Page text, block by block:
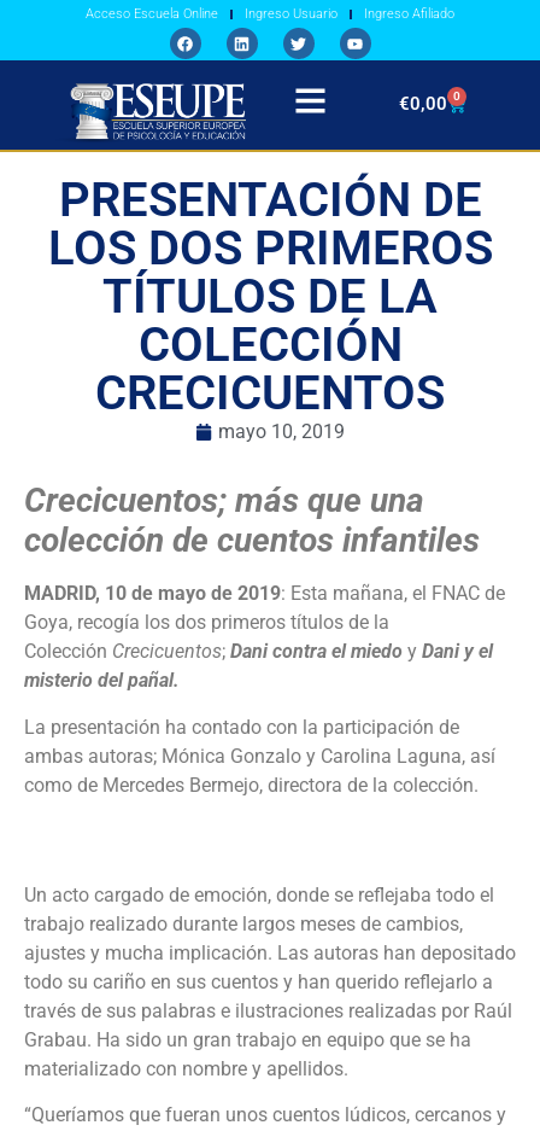
Acceso Escuela Online Ingreso Usuario Ingreso Afiliado
€0,00 0
PRESENTACIÓN DE
LOS DOS PRIMEROS
TÍTULOS DE LA
COLECCIÓN
CRECICUENTOS
mayo 10, 2019
Crecicuentos; más que una
colección de cuentos infantiles
MADRID, 10 de mayo de 2019: Esta mañana, el FNAC de
Goya, recogía los dos primeros títulos de la
Colección Crecicuentos; Dani contra el miedo y Dani y el
misterio del pañal.
La presentación ha contado con la participación de
ambas autoras; Mónica Gonzalo y Carolina Laguna, así
como de Mercedes Bermejo, directora de la colección.
Un acto cargado de emoción, donde se reflejaba todo el
trabajo realizado durante largos meses de cambios,
ajustes y mucha implicación. Las autoras han depositado
todo su cariño en sus cuentos y han querido reflejarlo a
través de sus palabras e ilustraciones realizadas por Raúl
Grabau. Ha sido un gran trabajo en equipo que se ha
materializado con nombre y apellidos.
“Queríamos que fueran unos cuentos lúdicos, cercanos y